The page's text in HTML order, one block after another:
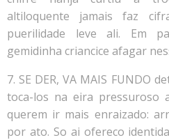
altiloquente jamais faz
puerilidade leve ali. Em
gemidinha criancice afagar
7. SE DER, VA MAIS FUNDO
toca-los na eira pressuroso
querem ir mais enraizado:
por ato. So ai ofereco